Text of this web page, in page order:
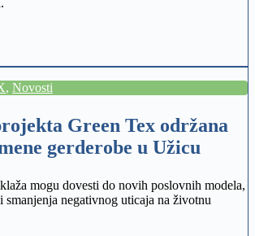
, Novosti
Green Tex održana
gerderobe u Užicu
mogu dovesti do novih poslovnih modela,
smanjenja negativnog uticaja na životnu